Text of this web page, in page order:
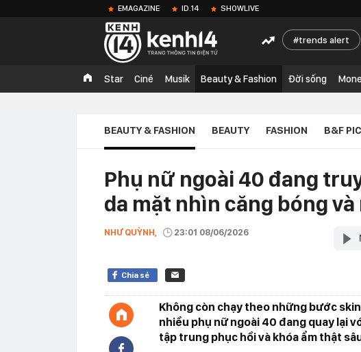
EMAGAZINE ID.14 SHOWLIVE
trends alert
Star Ciné Musik Beauty & Fashion Đời sống
BEAUTY & FASHION BEAUTY FASHION B&F
Phụ nữ ngoài 40 đang
da mặt nhìn căng bóng
NHƯ QUỲNH, 23:01 08/06/2026
Chia sẻ
Không còn chạy theo những bước
nhiều phụ nữ ngoài 40 đang quay lại
tập trung phục hồi và khóa ẩm thật